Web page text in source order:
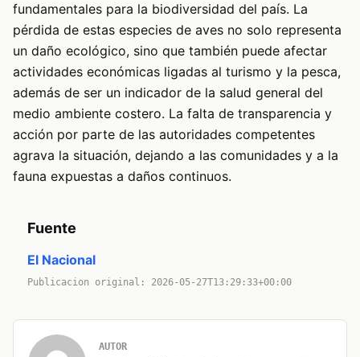
fundamentales para la biodiversidad del país. La
pérdida de estas especies de aves no solo representa
un daño ecológico, sino que también puede afectar
actividades económicas ligadas al turismo y la pesca,
además de ser un indicador de la salud general del
medio ambiente costero. La falta de transparencia y
acción por parte de las autoridades competentes
agrava la situación, dejando a las comunidades y a la
fauna expuestas a daños continuos.
Fuente
El Nacional
Publicacion original: 2026-05-27T13:29:33+00:00
AUTOR